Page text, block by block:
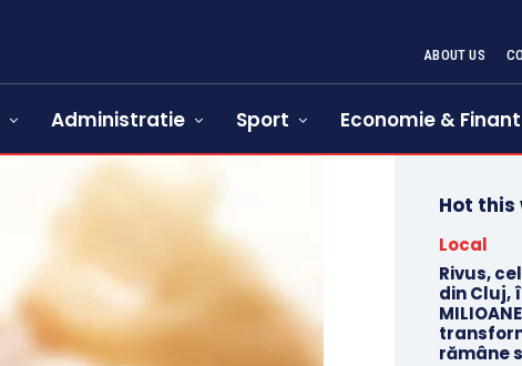
ABOUT US
Administratie Sport Economie &
Hot this
Local
Rivus,
din Cluj,
rămâne